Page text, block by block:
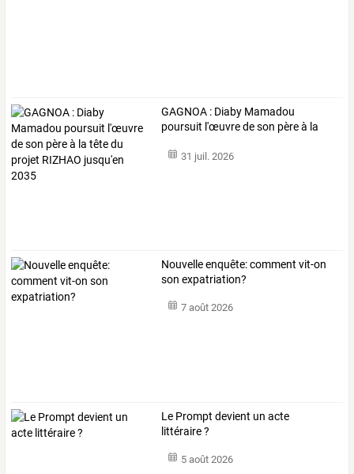
GAGNOA : Diaby Mamadou
poursuit l'œuvredeson pèreà la
31 juil. 2026
Nouvelle enquête: comment vit-on
son expatriation?
7 août 2026
Le Prompt devient un acte
littéraire ?
5 août 2026